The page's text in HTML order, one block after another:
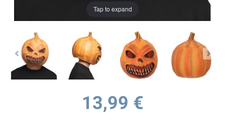
Tap to expand
13,99 €